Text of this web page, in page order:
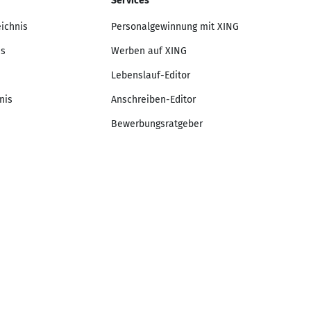
Personalgewinnung mit XING
Werben auf XING
Lebenslauf-Editor
Anschreiben-Editor
Bewerbungsratgeber